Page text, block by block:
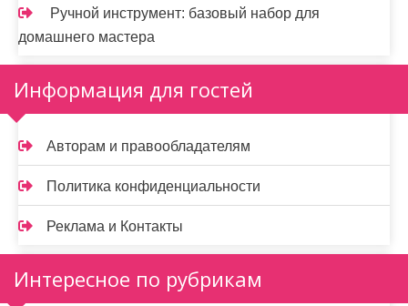
Ручной инструмент: базовый набор для
домашнего мастера
Информация для гостей
Авторам и правообладателям
Политика конфиденциальности
Реклама и Контакты
Интересное по рубрикам